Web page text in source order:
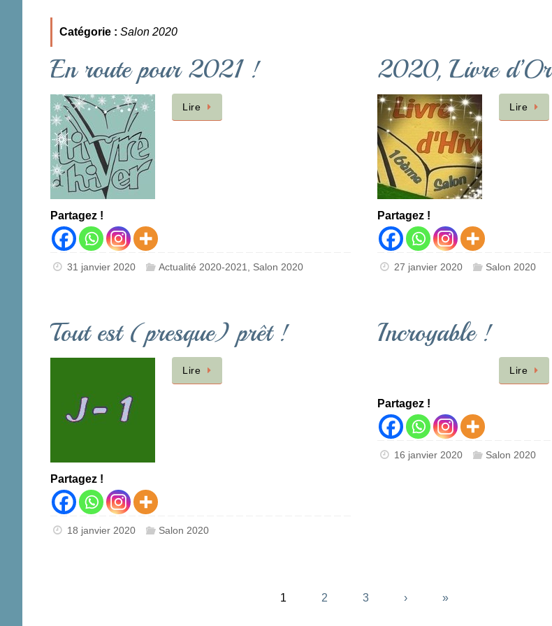
Catégorie : Salon 2020
En route pour 2021 !
Lire
Partagez !
31 janvier 2020 Actualité 2020-2021 Salon 2020
2020, Livre d’Or
Lire
Partagez !
27 janvier 2020 Salon 2020
Tout est (presque) prêt !
Lire
Partagez !
18 janvier 2020 Salon 2020
Incroyable !
Lire
Partagez !
16 janvier 2020 Salon 2020
1 2 3 › »